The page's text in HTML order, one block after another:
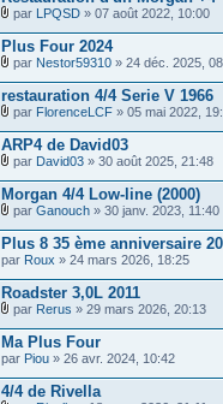
)
o
i
n
t
(
s
)
r
s
)
o
i
n
t
(
s
)
c
h
i
e
r
s
)
o
i
n
t
(
s
)
F
i
c
h
i
e
r
s
)
o
i
n
t
(
s
par LPQSD » 07 août 2022, 10:00
Plus Four 2024
F
i
c
h
i
e
r
s
)
o
i
n
t
(
s
)
par Nestor59310 » 24 déc. 2025,
restauration 4/4 Serie V 1966
F
c
h
i
e
r
s
)
j
o
i
n
t
(
s
par FlorenceLCF » 05 mai 2022,
ARP4 de David03
F
i
c
h
i
e
r
s
)
o
i
n
t
(
par David03 » 30 août 2025, 21:48
Morgan 4/4 Low-line (2000)
F
i
c
h
i
e
r
s
)
j
o
i
par Ganouch » 30 janv. 2023, 11:40
Plus 8 35 ème anniversaire
par Roux » 24 mars 2026, 18:25
Roadster 3,0L 2011
F
i
c
h
i
e
par Rerus » 29 mars 2026, 20:13
Ma Plus Four
par Piou » 26 avr. 2024, 10:42
4/4 de Rivella